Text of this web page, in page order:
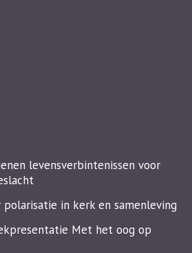
levensverbintenissen voor
polarisatie in kerk en samenleving
Met het oog op